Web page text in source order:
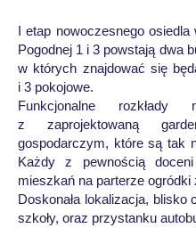
I etap nowoczesnego
Pogodnej 1 i 3 powstają dwa
w których znajdować się
i 3 pokojowe.
Funkcjonalne
z zaprojektowaną
gospodarczym, które są tak
Każdy z pewnością
mieszkań na parterze ogródki
Doskonała lokalizacja,
szkoły, oraz przystanku